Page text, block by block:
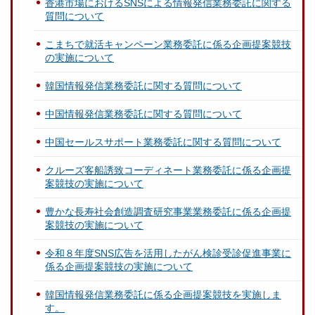
香港市場におけるSNSによる情報発信業務委託に関する
質問について
こまちで就活キャンペーン業務委託に係る企画提案競技
の実施について
韓国情報発信業務委託に関する質問について
中国情報発信業務委託に関する質問について
中国セールスサポート業務委託に関する質問について
クルーズ客船誘致コーディネート業務委託に係る企画提
案競技の実施について
豊かな長寿社会創造調査研究事業業務委託に係る企画提
案競技の実施について
令和８年度SNS広告を活用したがん検診受診促進事業に
係る企画提案競技の実施について
韓国情報発信業務委託に係る企画提案競技を実施しま
す。